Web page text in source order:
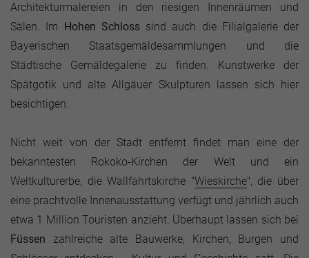
Architekturmalereien in den riesigen Innenräumen und
Sälen. Im Hohen Schlosssind auch die Filialgalerie der
Bayerischen Staatsgemäldesammlungen und die
Städtische Gemäldegalerie zu finden. Kunstwerke der
Spätgotik und alte Allgäuer Skulpturen lassen sich hier
besichtigen.
Nicht weit von der Stadt entfernt findet man eine der
bekanntesten Rokoko-Kirchen der Welt und ein
Weltkulturerbe, die Wallfahrtskirche "Wieskirche", die über
eine prachtvolle Innenausstattung verfügt und jährlich auch
etwa 1 Million Touristen anzieht. Überhaupt lassen sich bei
Füssen zahlreiche alte Bauwerke, Kirchen, Burgen und